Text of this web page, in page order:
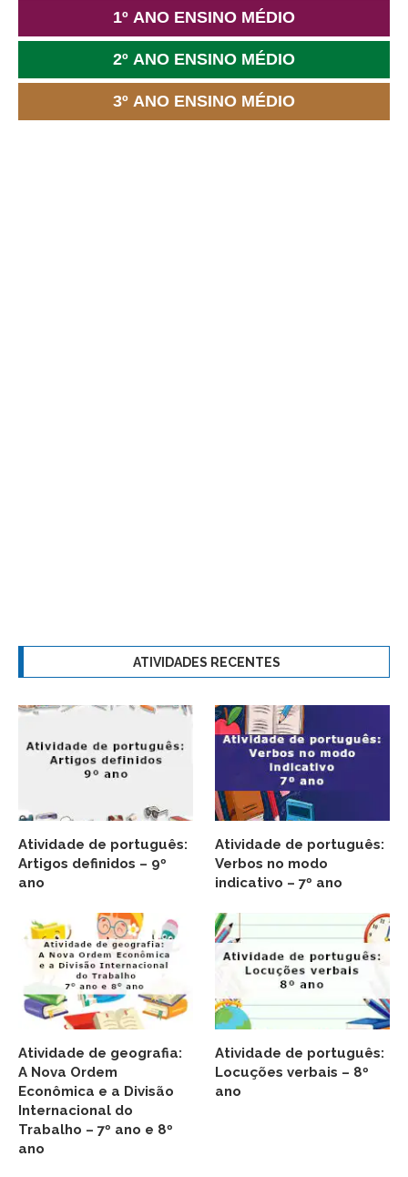
1º ANO ENSINO MÉDIO
2º ANO ENSINO MÉDIO
3º ANO ENSINO MÉDIO
ATIVIDADES RECENTES
Atividade de português:
Artigos definidos – 9º
ano
Atividade de português:
Verbos no modo
indicativo – 7º ano
Atividade de geografia:
A Nova Ordem
Econômica e a Divisão
Internacional do
Trabalho – 7º ano e 8º
ano
Atividade de português:
Locuções verbais – 8º
ano